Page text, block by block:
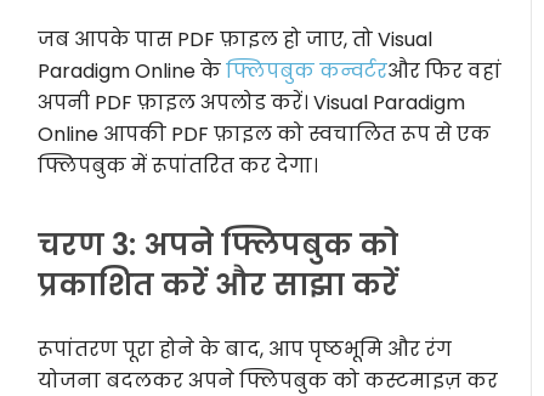
जब आपके पास PDF फ़ाइल हो जाए, तो Visual
Paradigm Online केफ्लिपबुक कन्वर्टरऔर फिर वहां
अपनी PDF फ़ाइल अपलोड करें। Visual Paradigm
Online आपकी PDF फ़ाइल को स्वचालित रूप से एक
फ्लिपबुक में रूपांतरित कर देगा।
चरण 3: अपने फ्लिपबुक को
प्रकाशित करें और साझा करें
रूपांतरण पूरा होने के बाद, आप पृष्ठभूमि और रंग
योजना बदलकर अपने फ्लिपबुक को कस्टमाइज़ कर